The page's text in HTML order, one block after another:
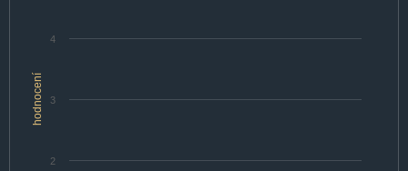
hodnocení
2
3
4